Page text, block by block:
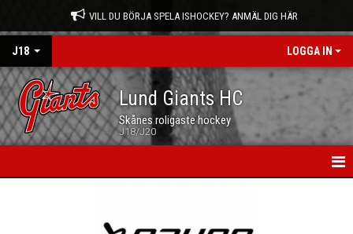
VILL DU BÖRJA SPELA ISHOCKEY? ANMÄL DIG HÄR
J18 LOGGA IN
Lund Giants HC
Skånes roligaste hockey
J18/J20